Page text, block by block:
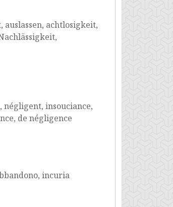
achtlosigkeit,
insouciance,
de négligence
incuria